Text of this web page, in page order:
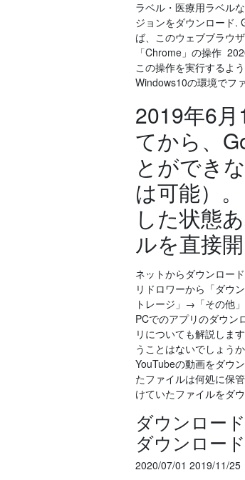
ラベル・医療用ラベル
ジョンをダウンロード.
ば、このウェブブラウ
「Chrome」の操作
この操作を実行するよ
Windows10の環境でフ
2019年6
てから、
とができ
は可能）
した状態
ルを直接
ネットからダウンロー
リドロワーから「ダウ
トレージ」→「その他
PCでのアプリのダウン
リについても解説しま
うことはないでしょう
YouTubeの動画をダウ
たファイルは何処に保
けていたファイルをダ
ダウンロー
ダウンロー
2020/07/01 2019/11/25